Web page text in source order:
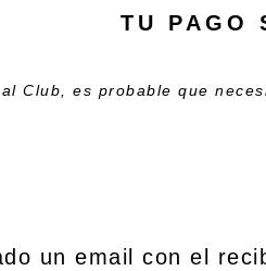
TU PAGO
Club, es probable que
un email con el